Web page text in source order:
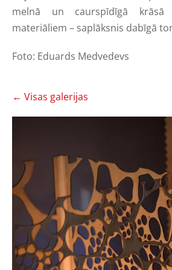
melnā un caurspīdīgā
materiāliem – saplāksnis dabīgā
Foto: Eduards Medvedevs
Visas galerijas